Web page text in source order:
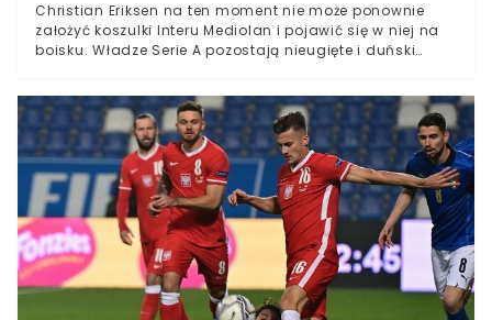
Christian Eriksen na ten moment nie może ponownie
założyć koszulki Interu Mediolan i pojawić się w niej na
boisku. Władze Serie A pozostają nieugięte i duński
Włochami. Piłkarz może jednak w przyszłości wystąpić
na Półwyspie Apenińskim, ale pod jednym warunkiem.
Christan Eriksen nie może na razie wrócić na boiska
Seria AWładze ligi nie dopuszczą pomocnika do gry,
póki ma wszczepiony defibrylator sercaJeśli jednak
Duńczyk usunąłby urządzenie, wówczas mógłby
ponownie bronić barw Interu W trakcie Euro 2020
Christian Eriksen przeżył ogromny dramat (więcej tutaj),
a jego rodzina i cały piłkarski świat przeszli przez piekło.
Kiedy pomocnik podczas meczu grupowego przeciwko
Finlandii padł na murawę, a ratownicy przez długie